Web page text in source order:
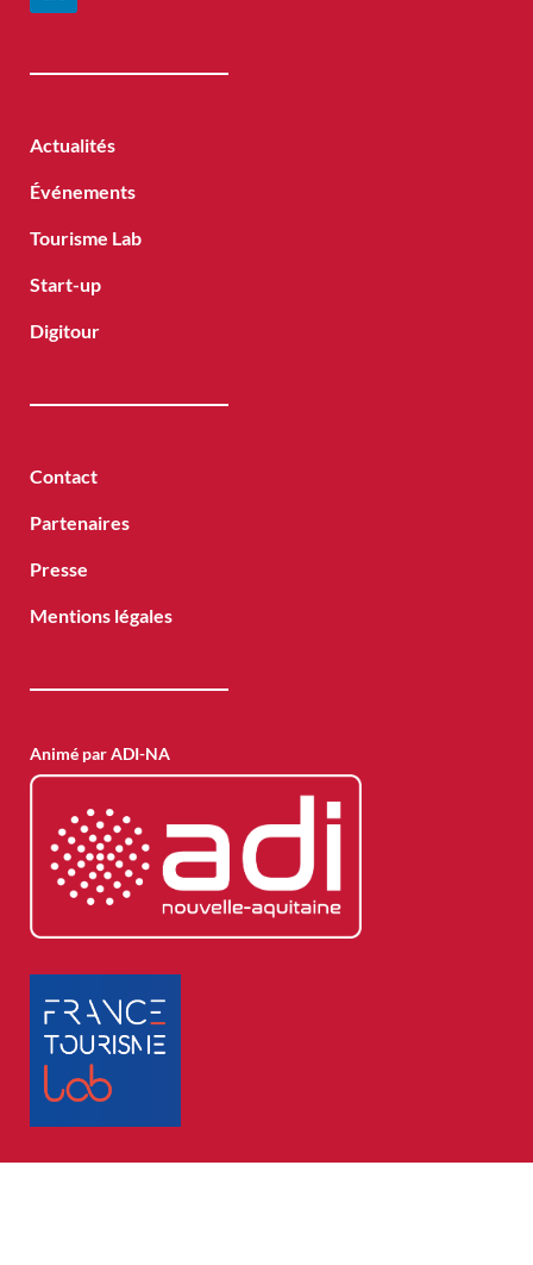
Actualités
Événements
Tourisme Lab
Start-up
Digitour
Contact
Partenaires
Presse
Mentions légales
Animé par ADI-NA